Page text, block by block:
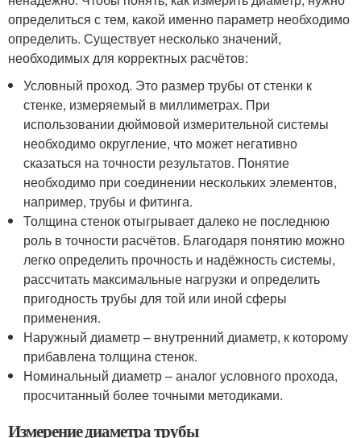
определиться с тем, какой именно параметр необходимо
определить. Существует несколько значений,
необходимых для корректных расчётов:
Условный проход. Это размер трубы от стенки к
стенке, измеряемый в миллиметрах. При
использовании дюймовой измерительной системы
необходимо округление, что может негативно
сказаться на точности результатов. Понятие
необходимо при соединении нескольких элементов,
например, трубы и фитинга.
Толщина стенок отыгрывает далеко не последнюю
роль в точности расчётов. Благодаря понятию можно
легко определить прочность и надёжность системы,
рассчитать максимальные нагрузки и определить
пригодность трубы для той или иной сферы
применения.
Наружный диаметр – внутренний диаметр, к которому
прибавлена толщина стенок.
Номинальный диаметр – аналог условного прохода,
просчитанный более точными методиками.
Измерение диаметра трубы